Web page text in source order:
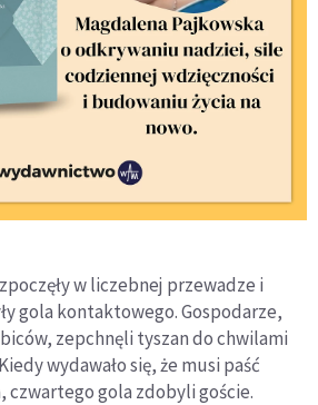
w liczebnej przewadze i
gola kontaktowego. Gospodarze,
zepchnęli tyszan do chwilami
wydawało się, że musi paść
czwartego gola zdobyli goście.